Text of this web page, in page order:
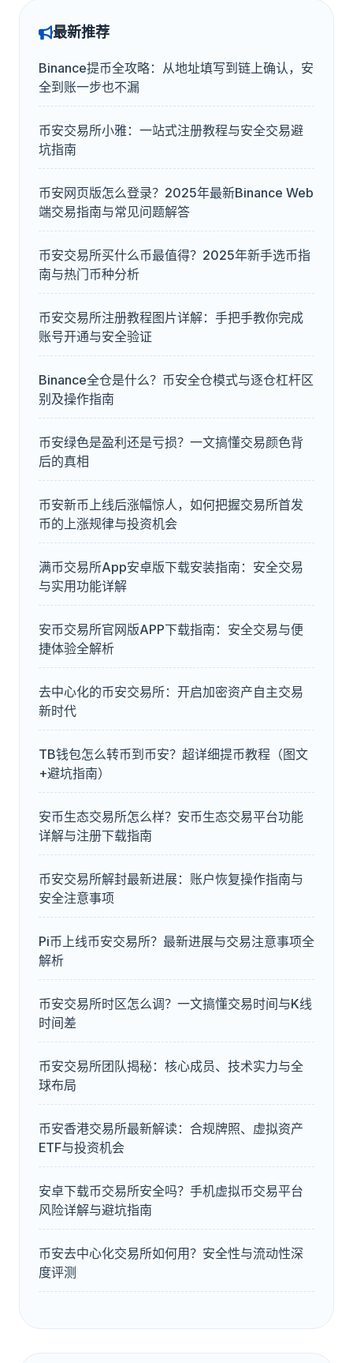
最新推荐
Binance提币全攻略：从地址填写到链上确认，安
全到账一步也不漏
币安交易所小雅：一站式注册教程与安全交易避
坑指南
币安网页版怎么登录？2025年最新Binance Web
端交易指南与常见问题解答
币安交易所买什么币最值得？2025年新手选币指
南与热门币种分析
币安交易所注册教程图片详解：手把手教你完成
账号开通与安全验证
Binance全仓是什么？币安全仓模式与逐仓杠杆区
别及操作指南
币安绿色是盈利还是亏损？一文搞懂交易颜色背
后的真相
币安新币上线后涨幅惊人，如何把握交易所首发
币的上涨规律与投资机会
满币交易所App安卓版下载安装指南：安全交易
与实用功能详解
安币交易所官网版APP下载指南：安全交易与便
捷体验全解析
去中心化的币安交易所：开启加密资产自主交易
新时代
TB钱包怎么转币到币安？超详细提币教程（图文
+避坑指南）
安币生态交易所怎么样？安币生态交易平台功能
详解与注册下载指南
币安交易所解封最新进展：账户恢复操作指南与
安全注意事项
Pi币上线币安交易所？最新进展与交易注意事项全
解析
币安交易所时区怎么调？一文搞懂交易时间与K线
时间差
币安交易所团队揭秘：核心成员、技术实力与全
球布局
币安香港交易所最新解读：合规牌照、虚拟资产
ETF与投资机会
安卓下载币交易所安全吗？手机虚拟币交易平台
风险详解与避坑指南
币安去中心化交易所如何用？安全性与流动性深
度评测